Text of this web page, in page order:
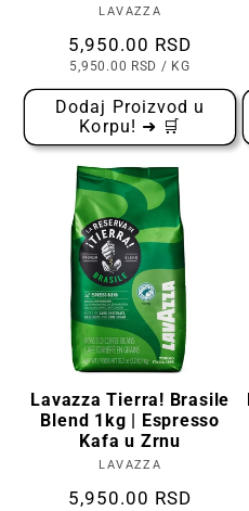
Prodavac:
LAVAZZA
Cena
5,950.00 RSD
CENA
KOMADU
5,950.00 RSD / PO
KG
Dodaj Proizvod u
Korpu! ➜ 🛒
Lavazza Tierra! Brasile
Blend 1kg | Espresso
Kafa u Zrnu
Prodavac:
LAVAZZA
Cena
5,950.00 RSD